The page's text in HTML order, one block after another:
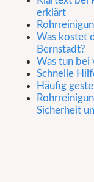
erklärt
Was kostet
Bernstadt?
Was tun bei
Schnelle
Häufig
Sicherheit